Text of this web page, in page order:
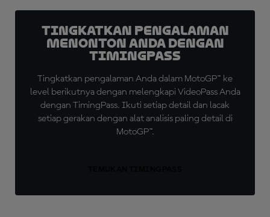
Tingkatkan Pengalaman
Menonton Anda dengan
TimingPass
Tingkatkan pengalaman Anda dalam MotoGP™ ke
level berikutnya dengan melengkapi VideoPass Anda
dengan TimingPass. Ikuti setiap detail dan lacak
setiap gerakan dengan alat analisis paling detail di
MotoGP™.